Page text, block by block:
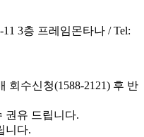
3층 프레임몬타나 / Tel:
회수신청(1588-2121) 후 반
권유 드립니다.
니다.